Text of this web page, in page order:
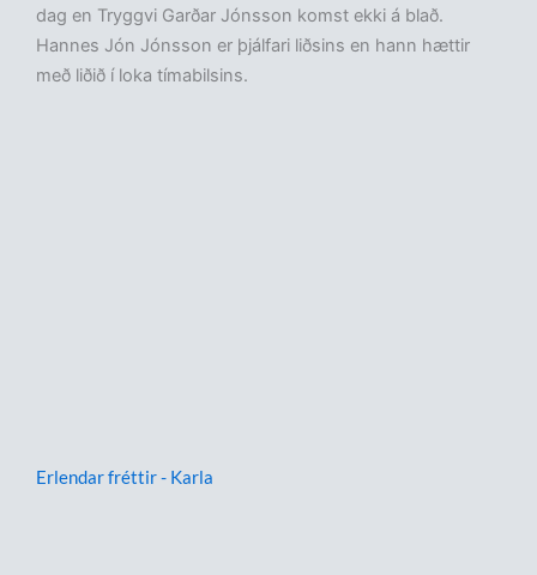
dag en Tryggvi Garðar Jónsson komst ekki á blað.
Hannes Jón Jónsson er þjálfari liðsins en hann hættir
með liðið í loka tímabilsins.
Erlendar fréttir - Karla